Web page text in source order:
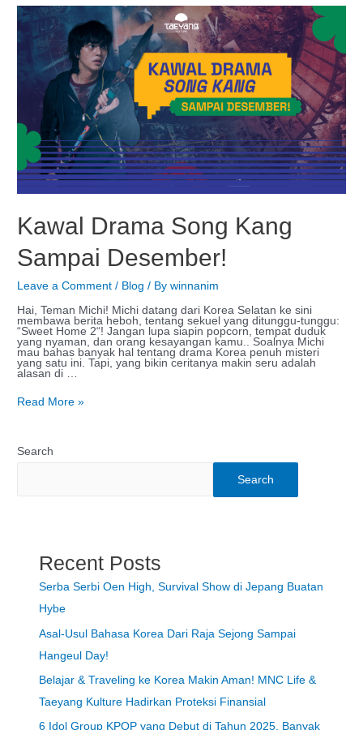
Kawal Drama Song Kang
Sampai Desember!
Leave a Comment / Blog / Bywinnanim
Hai, Teman Michi! Michi datang dari Korea Selatan ke sini
membawa berita heboh, tentang sekuel yang ditunggu-tunggu:
“Sweet Home 2“! Jangan lupa siapin popcorn, tempat duduk
yang nyaman, dan orang kesayangan kamu.. Soalnya Michi
mau bahas banyak hal tentang drama Korea penuh misteri
yang satu ini. Tapi, yang bikin ceritanya makin seru adalah
alasan di …
Read More »
Search
Search
Recent Posts
Serba Serbi Oen High, Survival Show di Jepang Buatan
Hybe
Asal-Usul Bahasa Korea Dari Raja Sejong Sampai
Hangeul Day!
Belajar & Traveling ke Korea Makin Aman! MNC Life &
Taeyang Kulture Hadirkan Proteksi Finansial
6 Idol Group KPOP yang Debut di Tahun 2025, Banyak